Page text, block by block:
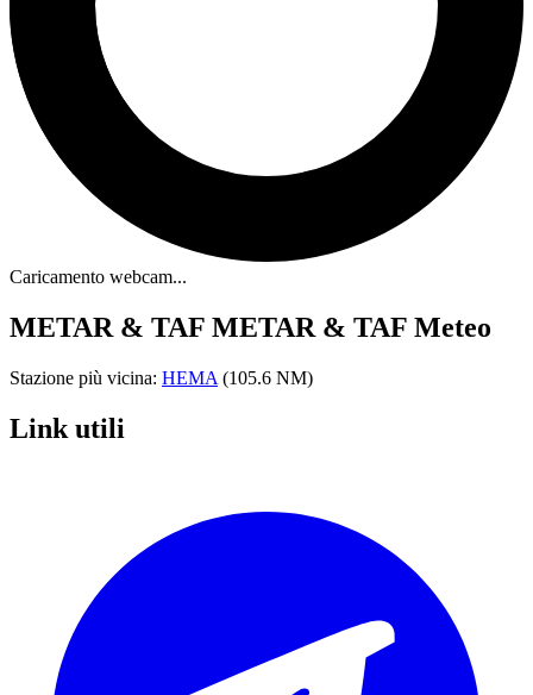
Caricamento webcam...
METAR & TAF METAR & TAF Meteo
Stazione più vicina: HEMA (105.6 NM)
Link utili